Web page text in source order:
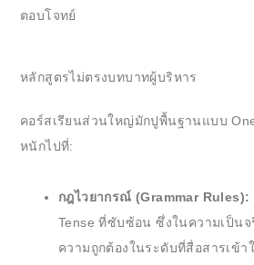
ตอบโจทย์
หลักสูตรไม่ตรงบทบาทผู้บริหาร
คอร์สเรียนส่วนใหญ่มักปูพื้นฐานแบบ
หนักไปที่:
กฎไวยากรณ์ (Grammar Rules):
Tense ที่ซับซ้อน ซึ่งในความเป็นจ
ความถูกต้องในระดับที่สื่อสารเข้า